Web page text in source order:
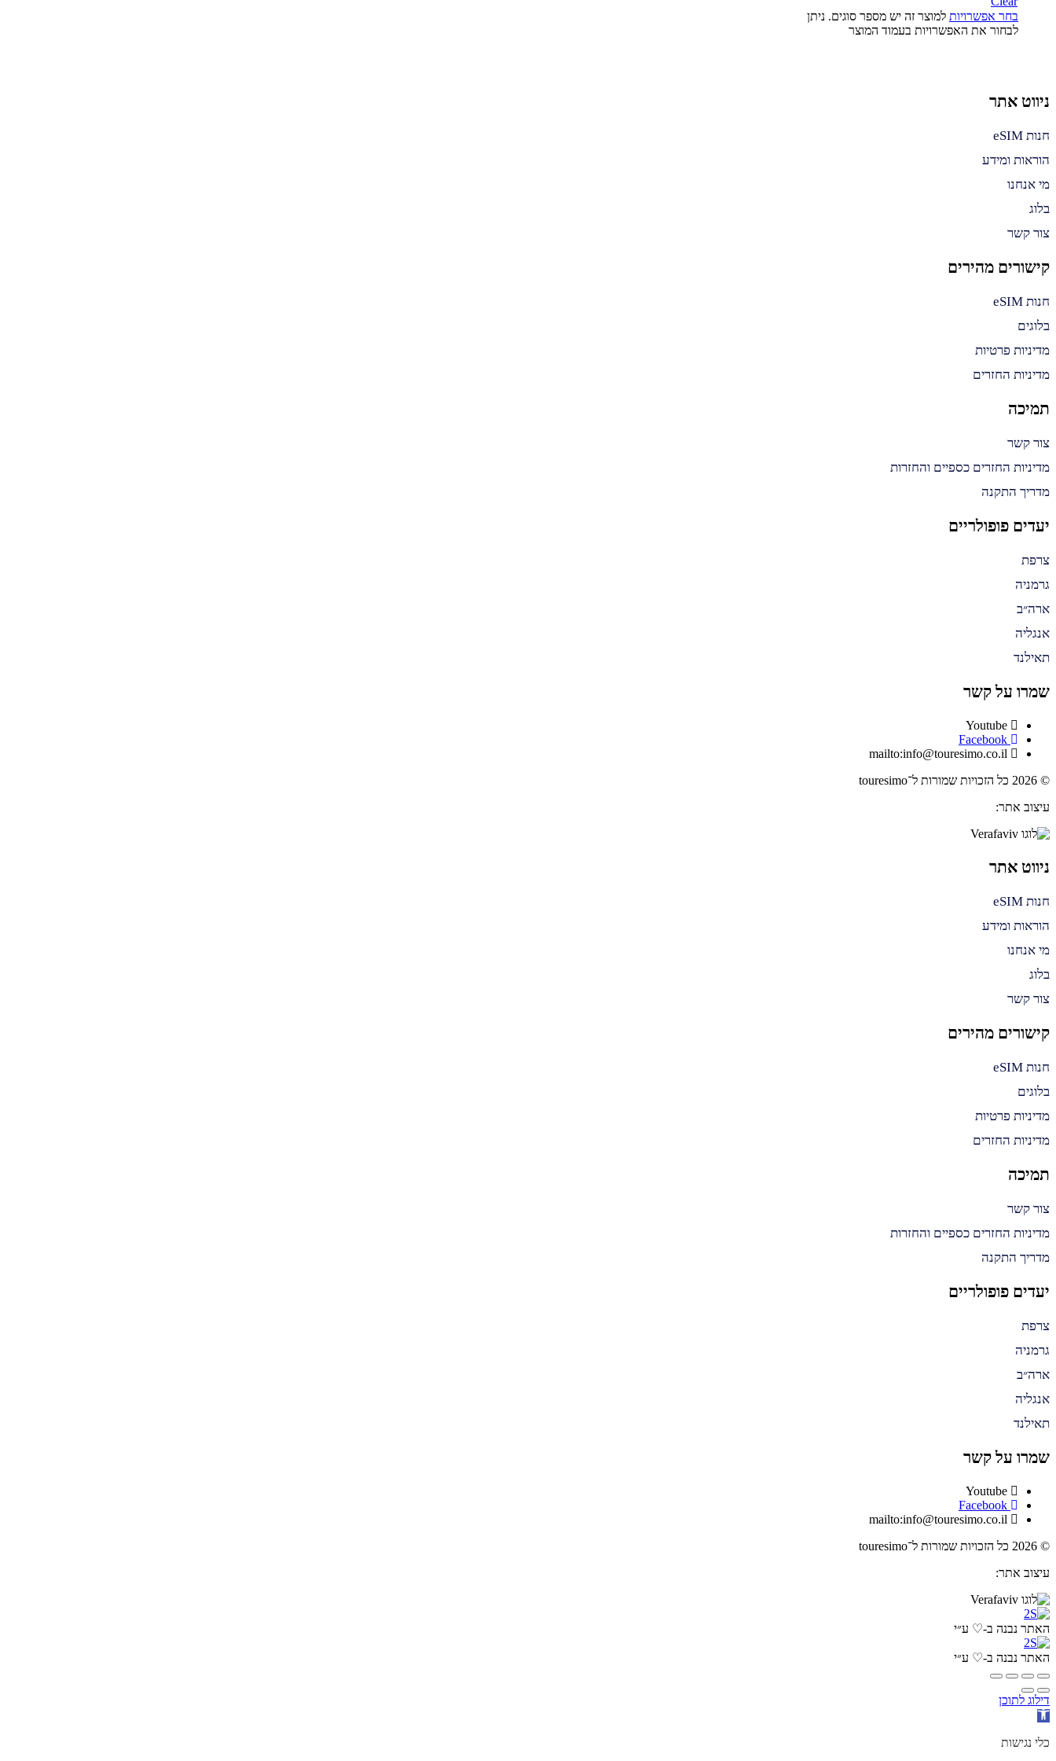
בחר אפשרויות למוצר זה יש מספר סוגים. ניתן
לבחור את האפשרויות בעמוד המוצר
ניווט אתר
חנות eSIM
הוראות ומידע
מי אנחנו
בלוג
צור קשר
קישורים מהירים
חנות eSIM
בלוגים
מדיניות פרטיות
מדיניות החזרים
תמיכה
צור קשר
מדיניות החזרים כספיים והחזרות
מדריך התקנה
יעדים פופולריים
צרפת
גרמניה
ארה״ב
אנגליה
תאילנד
שמרו על קשר
Youtube
Facebook
mailto:info@touresimo.co.il
© 2026 כל הזכויות שמורות ל־touresimo
עיצוב אתר:
ניווט אתר
חנות eSIM
הוראות ומידע
מי אנחנו
בלוג
צור קשר
קישורים מהירים
חנות eSIM
בלוגים
מדיניות פרטיות
מדיניות החזרים
תמיכה
צור קשר
מדיניות החזרים כספיים והחזרות
מדריך התקנה
יעדים פופולריים
צרפת
גרמניה
ארה״ב
אנגליה
תאילנד
שמרו על קשר
Youtube
Facebook
mailto:info@touresimo.co.il
© 2026 כל הזכויות שמורות ל־touresimo
עיצוב אתר:
האתר נבנה ב-♡ ע״י
האתר נבנה ב-♡ ע״י
דילוג לתוכן
פתח
נגישות
כלי נגישות